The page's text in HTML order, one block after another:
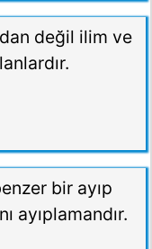
değil ilim ve
bir ayıp
ayıplamandır.